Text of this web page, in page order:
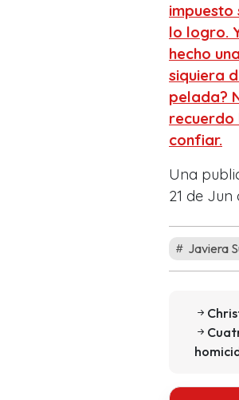
impuesto
lo logro.
hecho
siquiera
pelada?
recuerdo
confiar.
Una
21 de Jun
Javiera